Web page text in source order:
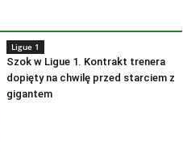
Ligue 1
Szok w Ligue 1. Kontrakt trenera
dopięty na chwilę przed starciem z
gigantem